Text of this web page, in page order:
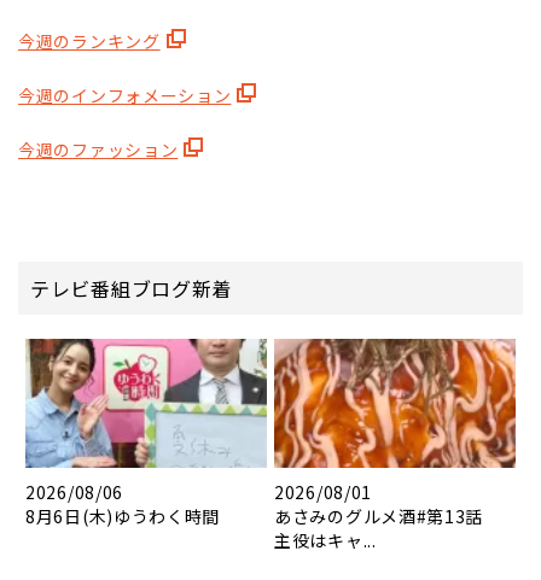
今週のランキング
今週のインフォメーション
今週のファッション
テレビ番組ブログ新着
2026/08/06
8月6日(木)ゆうわく時間
2026/08/01
あさみのグルメ酒#第13話
主役はキャ...